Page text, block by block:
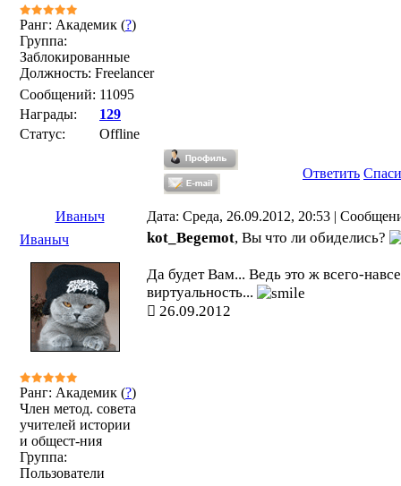
Ранг: Академик (?)
Группа:
Заблокированные
Должность: Freelancer
Сообщений: 11095
Награды:
129
Статус:
Offline
Ответить
Иваныч
Дата: Среда, 26.09.2012, 20:53 |
Иваныч
Ранг: Академик (?)
Член метод. совета
учителей истории
и общест-ния
Группа:
Пользователи
kot_Begemot, Вы что ли обиделись?
Да будет Вам... Ведь это ж всего-
виртуальность...
26.09.2012